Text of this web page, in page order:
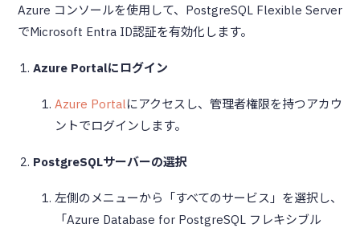
Azure コンソールを使用して、PostgreSQL Flexible Server
でMicrosoft Entra ID認証を有効化します。
Azure Portalにログイン
Azure Portal にアクセスし、管理者権限を持つアカウ
ントでログインします。
PostgreSQLサーバーの選択
左側のメニューから「すべてのサービス」を選択し、
「Azure Database for PostgreSQL フレキシブル